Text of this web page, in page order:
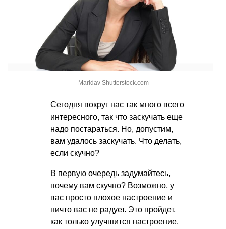
Maridav Shutterstock.com
Сегодня вокруг нас так много всего
интересного, так что заскучать еще
надо постараться. Но, допустим,
вам удалось заскучать. Что делать,
если скучно?
В первую очередь задумайтесь,
почему вам скучно? Возможно, у
вас просто плохое настроение и
ничто вас не радует. Это пройдет,
как только улучшится настроение.